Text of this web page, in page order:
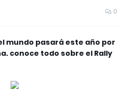
0
mundo pasará este año por
conoce todo sobre el Rally